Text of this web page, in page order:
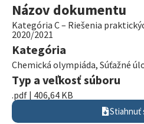
Názov dokumentu
Kategória C – Riešenia
2020/2021
Kategória
Chemická olympiáda, Súťažné
Typ a veľkosť súboru
.pdf | 406,64 KB
Stiahnuť